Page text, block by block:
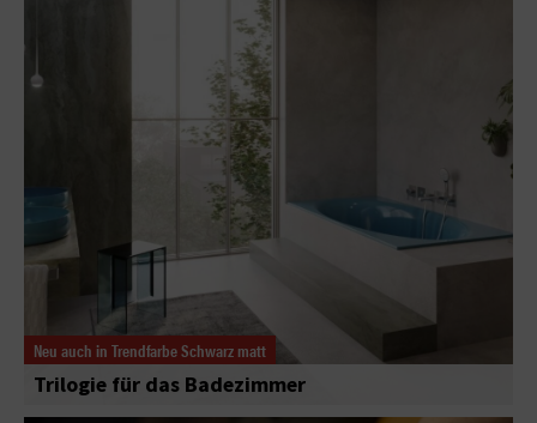
Neu auch in Trendfarbe Schwarz matt
Trilogie für das Badezimmer